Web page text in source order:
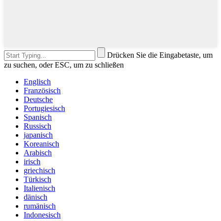
Drücken Sie die Eingabetaste, um
zu suchen, oder ESC, um zu schließen
Englisch
Französisch
Deutsche
Portugiesisch
Spanisch
Russisch
japanisch
Koreanisch
Arabisch
irisch
griechisch
Türkisch
Italienisch
dänisch
rumänisch
Indonesisch